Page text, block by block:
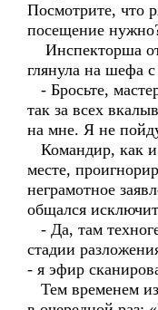
Посмотрите, что
посещение
Инспекторша
глянула на шефа
- Бросьте,
так за всех
на мне. Я не
Командир, как и
месте,
неграмотное
общался
- Да, там
стадии
- я эфир
Тем временем